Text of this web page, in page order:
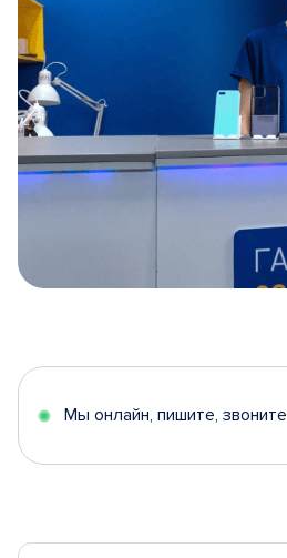
5
Мы онлайн, пишите, звоните